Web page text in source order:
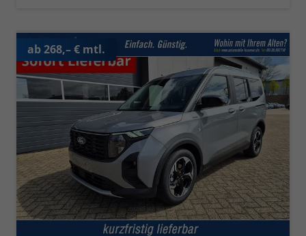
ab 268,– € mtl.